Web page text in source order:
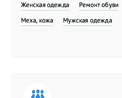
Женская одежда
​Ремонт обуви
Меха, кожа
Мужская одежда